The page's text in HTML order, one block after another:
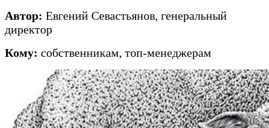
Автор: Евгений Севастьянов, генеральный
директор
Кому: собственникам, топ-менеджерам